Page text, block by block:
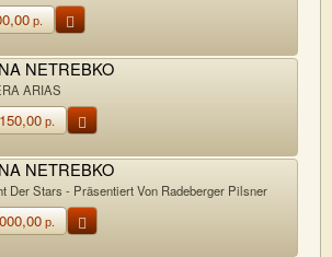
р.
NETREBKO
ARIAS
р.
NETREBKO
Der Stars - Präsentiert Von Radeberger Pilsner
р.